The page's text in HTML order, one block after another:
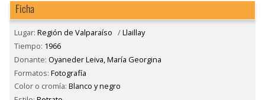
Ficha
Lugar: Región de Valparaíso /Llaillay
Tiempo: 1966
Donante: Oyaneder Leiva, María Georgina
Formatos: Fotografía
Color o cromía: Blanco y negro